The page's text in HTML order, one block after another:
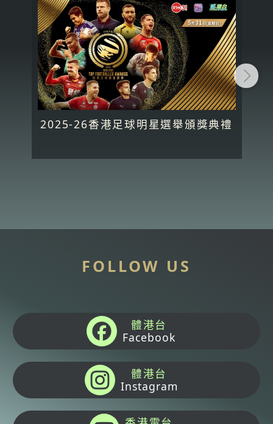
2025-26香港足球明星選舉頒獎典禮
FOLLOW US
體港台
Facebook
體港台
Instagram